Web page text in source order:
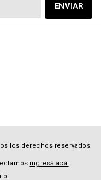
los derechos reservados.
ingresá acá.